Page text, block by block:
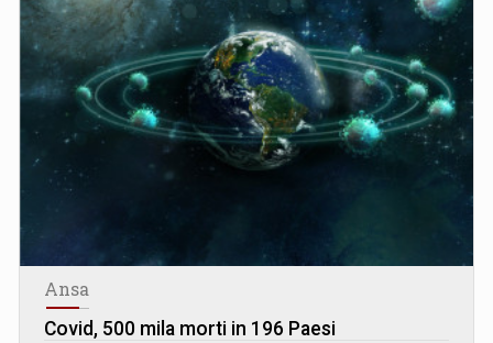
Ansa
Covid, 500 mila morti in 196 Paesi